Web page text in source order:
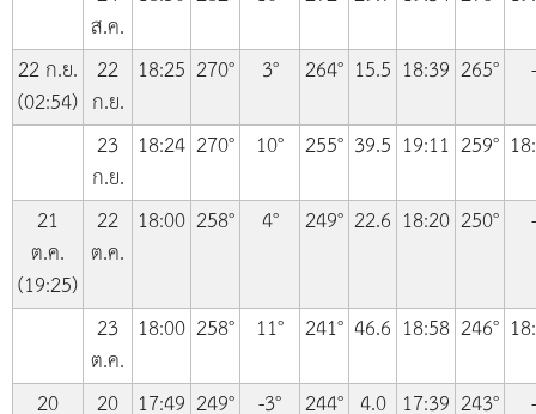
ส.ค.
22 ก.ย.
(02:54)
22
ก.ย.
18:25 270° 3° 264° 15.5 18:39 265°
-
23
ก.ย.
18:24 270° 10° 255° 39.5 19:11 259°
21
ต.ค.
(19:25)
22
ต.ค.
18:00 258° 4° 249° 22.6 18:20 250° -
23
ต.ค.
18:00 258° 11° 241° 46.6 18:58 246°
20
20 17:49 249° -3° 244° 4.0 17:39 243° -